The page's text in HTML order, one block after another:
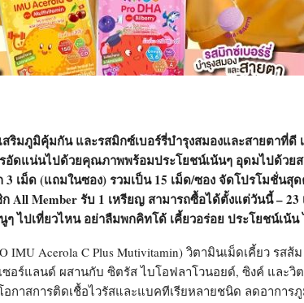
ริมภูมิคุ้มกัน และรสมิกซ์เบอร์รี่บำรุงสมองและสายตาที่ดี
ดแน่นไปด้วยคุณภาพพร้อมประโยชน์เน้นๆ อุดมไปด้วย
เม็ด (แถมในซอง) รวมเป็น 15 เม็ด/ซอง จัดโปรโมชั่นสุ
All Member รับ 1 เหรียญ สามารถซื้อได้ตั้งแต่วันนี้ – 23
ๆ ไปเที่ยวไหน อย่าลืมพกคิทโด้ เคี้ยวอร่อย ประโยชน์เน้
IMU Acerola C Plus Mutivitamin) วิตามินเม็ดเคี้ยว รส
ซอร์แลนด์ ผสานกับ ซิตรัส ไบโอฟลาโวนอยด์, ซิงค์ และวิ
กาสการติดเชื้อไวรัสและแบคทีเรียหลายชนิด ลดอาการ